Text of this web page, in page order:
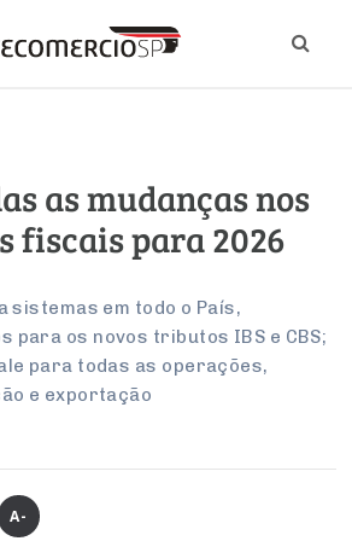
e Relações do Trabalho
as mudanças nos
fiscais para 2026
sistemas em todo o País,
para os novos tributos IBS e CBS;
para todas as operações,
e exportação
A-